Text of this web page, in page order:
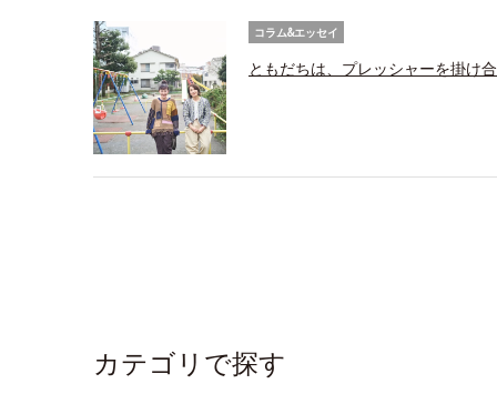
コラム&エッセイ
ともだちは、プレッシャーを掛け
カテゴリで探す